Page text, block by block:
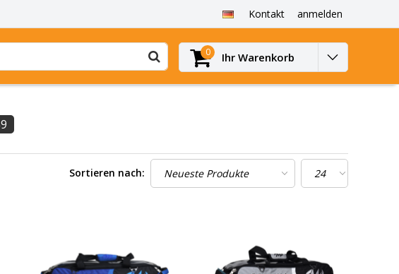
Kontakt anmelden
0 Ihr Warenkorb
Sortieren nach: